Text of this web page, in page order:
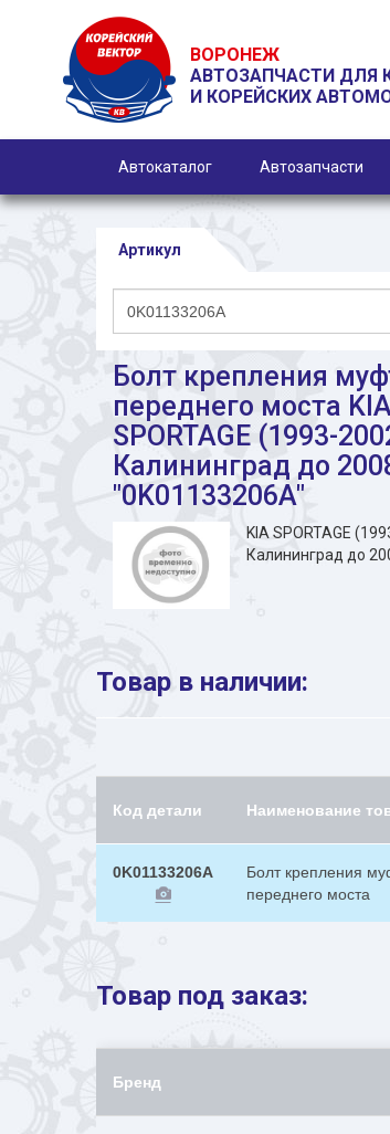
ВОРОНЕЖ
АВТОЗАПЧАСТИ ДЛЯ
И КОРЕЙСКИХ
Автокаталог Автозапчасти
Артикул
Болт крепления
переднего моста
SPORTAGE (1993-
Калининград до
"0K01133206A"
KIA SPORTAGE
Калининград до
Товар в наличии:
Код детали Наименование
0K01133206A
Болт крепления
переднего моста
Товар под заказ:
Бренд